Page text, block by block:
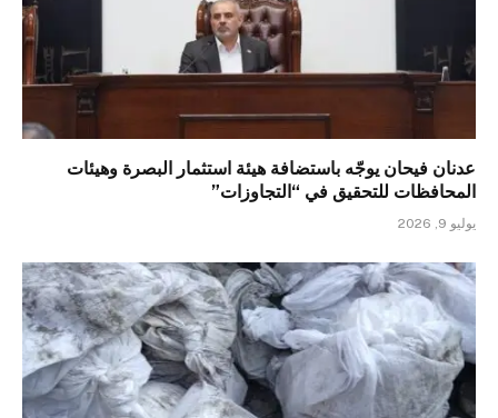
عدنان فيحان يوجّه باستضافة هيئة استثمار البصرة وهيئات
المحافظات للتحقيق في “التجاوزات”
يوليو 9, 2026